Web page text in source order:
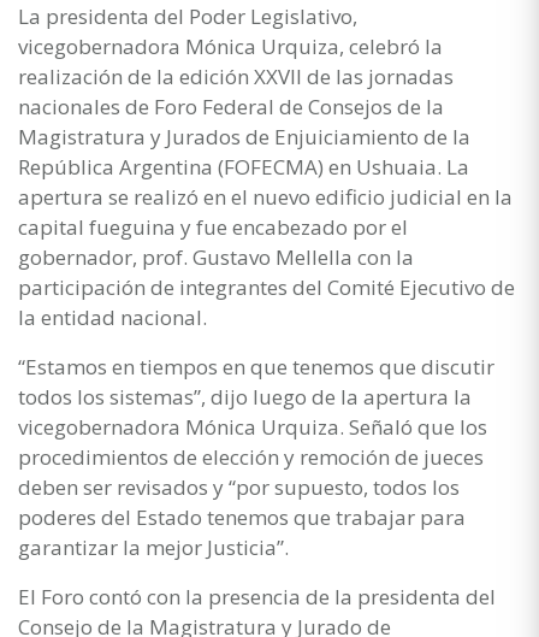
La presidenta del Poder Legislativo,
vicegobernadora Mónica Urquiza, celebró la
realización de la edición XXVII de las jornadas
nacionales de Foro Federal de Consejos de la
Magistratura y Jurados de Enjuiciamiento de la
República Argentina (FOFECMA) en Ushuaia. La
apertura se realizó en el nuevo edificio judicial en la
capital fueguina y fue encabezado por el
gobernador, prof. Gustavo Mellella con la
participación de integrantes del Comité Ejecutivo de
la entidad nacional.
“Estamos en tiempos en que tenemos que discutir
todos los sistemas”, dijo luego de la apertura la
vicegobernadora Mónica Urquiza. Señaló que los
procedimientos de elección y remoción de jueces
deben ser revisados y “por supuesto, todos los
poderes del Estado tenemos que trabajar para
garantizar la mejor Justicia”.
El Foro contó con la presencia de la presidenta del
Consejo de la Magistratura y Jurado de